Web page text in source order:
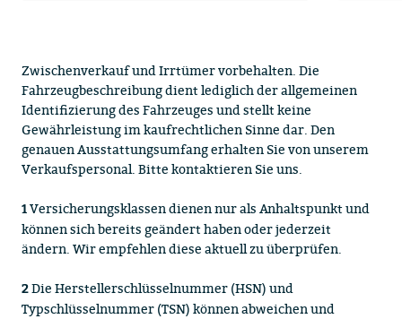
Zwischenverkauf und Irrtümer vorbehalten. Die
Fahrzeugbeschreibung dient lediglich der allgemeinen
Identifizierung des Fahrzeuges und stellt keine
Gewährleistung im kaufrechtlichen Sinne dar. Den
genauen Ausstattungsumfang erhalten Sie von unserem
Verkaufspersonal. Bitte kontaktieren Sie uns.
1Versicherungsklassen dienen nur als Anhaltspunkt und
können sich bereits geändert haben oder jederzeit
ändern. Wir empfehlen diese aktuell zu überprüfen.
2Die Herstellerschlüsselnummer (HSN) und
Typschlüsselnummer (TSN) können abweichen und